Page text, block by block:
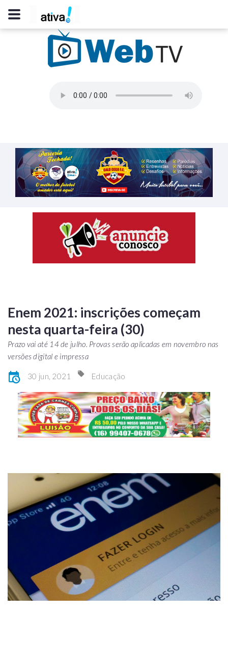
Enem 2021: inscrições começam
nesta quarta-feira (30)
Prazo vai até 14 de julho. Provas serão aplicadas em novembro nas
versões digital e impressa
30 jun, 2021 Educação